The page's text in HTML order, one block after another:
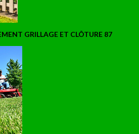
GRILLAGE ET CLÔTURE 87